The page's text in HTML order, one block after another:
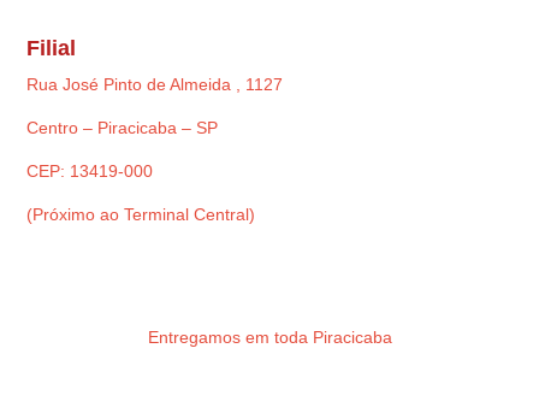
Filial
Rua José Pinto de Almeida , 1127
Centro – Piracicaba – SP
CEP: 13419-000
(Próximo ao Terminal Central)
Entregamos em toda Piracicaba